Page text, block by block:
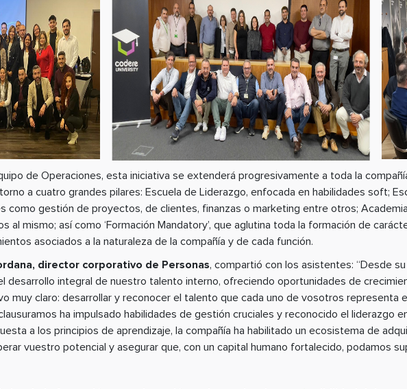
de Operaciones, esta iniciativa se extenderá progresivamente a toda la
a cuatro grandes pilares: Escuela de Liderazgo, enfocada en habilidades soft;
como gestión de proyectos, de clientes, finanzas o marketing entre otros;
al mismo; así como ‘Formación Mandatory’, que aglutina toda la formación de
asociados a la naturaleza de la compañía y de cada función.
director corporativo de Personas, compartió con los asistentes: “Desde
desarrollo integral de nuestro talento interno, ofreciendo oportunidades de
muy claro: desarrollar y reconocer el talento que cada uno de vosotros representa
ha impulsado habilidades de gestión cruciales y reconocido el liderazgo
a los principios de aprendizaje, la compañía ha habilitado un ecosistema de
vuestro potencial y asegurar que, con un capital humano fortalecido, podamos